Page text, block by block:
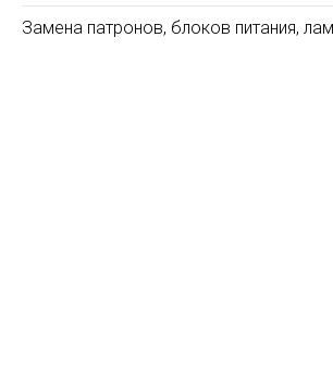
Замена патронов, блоков питания,